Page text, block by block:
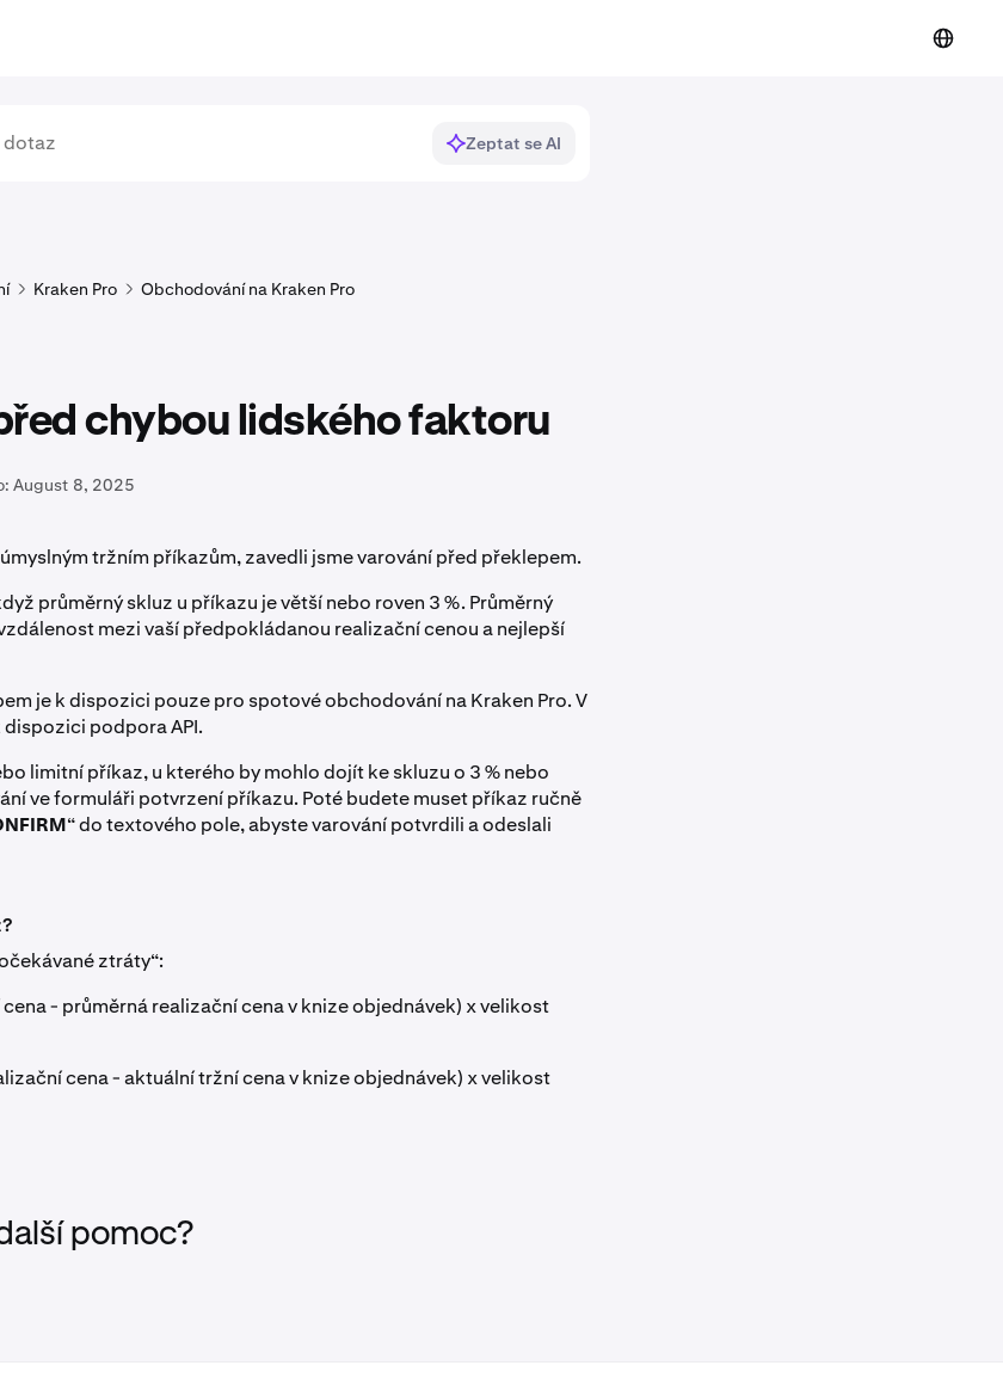
Zeptat se AI
Kraken Pro Obchodování na Kraken Pro
chybou lidského faktoru
August 8, 2025
tržním příkazům, zavedli jsme varování před překlepem.
průměrný skluz u příkazu je větší nebo roven 3 %. Průměrný
mezi vaší předpokládanou realizační cenou a nejlepší
je k dispozici pouze pro spotové obchodování na Kraken Pro. V
podpora API.
limitní příkaz, u kterého by mohlo dojít ke skluzu o 3 % nebo
ve formuláři potvrzení příkazu. Poté budete muset příkaz ručně
“ do textového pole, abyste varování potvrdili a odeslali
ztráty“:
- průměrná realizační cena v knize objednávek) x velikost
cena - aktuální tržní cena v knize objednávek) x velikost
pomoc?